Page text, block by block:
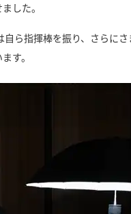
した。
ら指揮棒を振り、さらに
す。